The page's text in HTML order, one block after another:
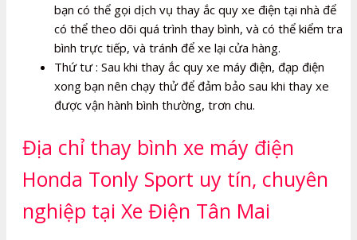
bạn có thể gọi dịch vụ thay ắc quy xe điện tại nhà để
có thể theo dõi quá trình thay bình, và có thể kiểm tra
bình trực tiếp, và tránh để xe lại cửa hàng.
Thứ tư : Sau khi thay ắc quy xe máy điện, đạp điện
xong bạn nên chạy thử để đảm bảo sau khi thay xe
được vận hành bình thường, trơn chu.
Địa chỉ thay bình xe máy điện
Honda Tonly Sport uy tín, chuyên
nghiệp tại Xe Điện Tân Mai